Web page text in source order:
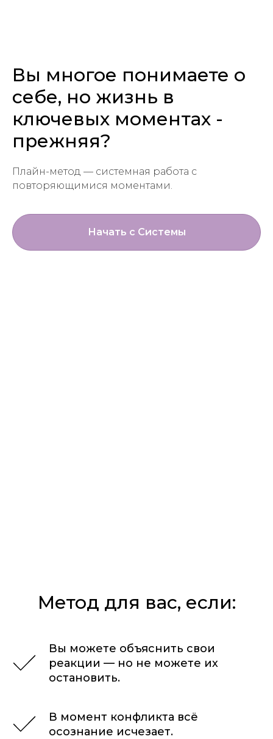
Вы многое понимаете о
себе, но жизнь в
ключевых моментах -
прежняя?
Плайн-метод — системная работа с
повторяющимися моментами.
Начать с Системы
Метод для вас, если:
Вы можете объяснить свои
реакции — но не можете их
остановить.
В момент конфликта всё
осознание исчезает.